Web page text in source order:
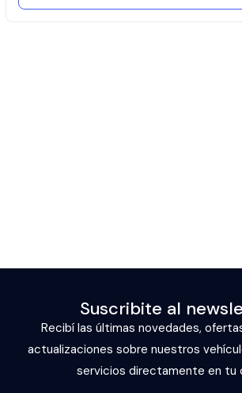
Suscribite al
Recibí las últimas novedades,
actualizaciones sobre nuestros
servicios directamente en tu